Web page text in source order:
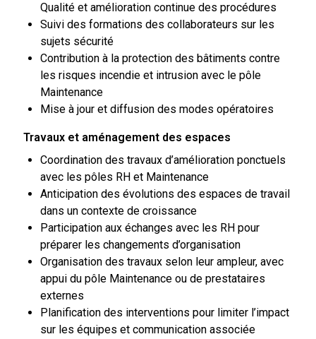
Qualité et amélioration continue des procédures
Suivi des formations des collaborateurs sur les
sujets sécurité
Contribution à la protection des bâtiments contre
les risques incendie et intrusion avec le pôle
Maintenance
Mise à jour et diffusion des modes opératoires
Travaux et aménagement des espaces
Coordination des travaux d’amélioration ponctuels
avec les pôles RH et Maintenance
Anticipation des évolutions des espaces de travail
dans un contexte de croissance
Participation aux échanges avec les RH pour
préparer les changements d’organisation
Organisation des travaux selon leur ampleur, avec
appui du pôle Maintenance ou de prestataires
externes
Planification des interventions pour limiter l’impact
sur les équipes et communication associée